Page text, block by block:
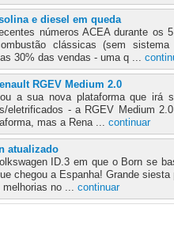
e diesel em queda
números ACEA durante os
clássicas (sem
30% das vendas - uma q ...
RGEV Medium 2.0
a sua nova plataforma que irá
eletrificados - a RGEV Medium
mas a Rena ... continuar
atualizado
ID.3 em que o Born se
chegou a Espanha! Grande
no ... continuar